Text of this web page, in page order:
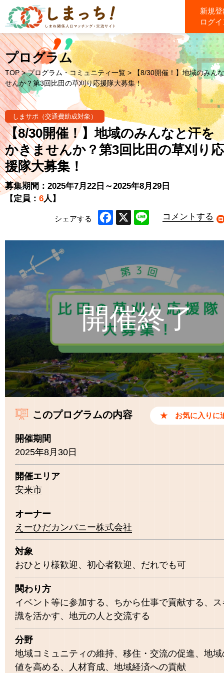
新規
ログ
プログラム
TOP >プログラム・コミュニティ一覧> 【8/30開催！】地域のみん
せんか？第3回比田の草刈り応援隊大募集！
しまサポ（交通費助成対象）
【8/30開催！】地域のみんなと汗を
かきませんか？第3回比田の草刈り応
援隊大募集！
募集期間：2025年7月22日～2025年8月29日
【定員： 6人】
シェアする
コメントする
このプログラムの内容
開催期間
2025年8月30日
開催エリア
安来市
オーナー
えーひだカンパニー株式会社
対象
おひとり様歓迎
初心者歓迎 だれでも可
関わり方
イベント等に参加する
ちから仕事で貢献する
識を活かす
地元の人と交流する
分野
地域コミュニティの維持
移住・交流の促進
地域
値を高める
人材育成 地域経済への貢献